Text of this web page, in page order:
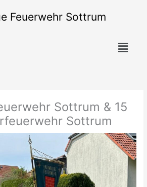
Feuerwehr Sottrum
Menü
Sottrum & 15
Sottrum